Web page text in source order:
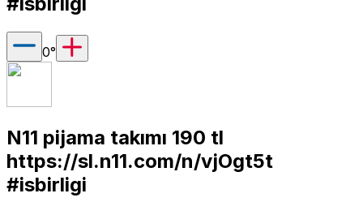
0°
N11 pijama takımı 190 tl
https://sl.n11.com/n/vjOgt5t
#isbirligi